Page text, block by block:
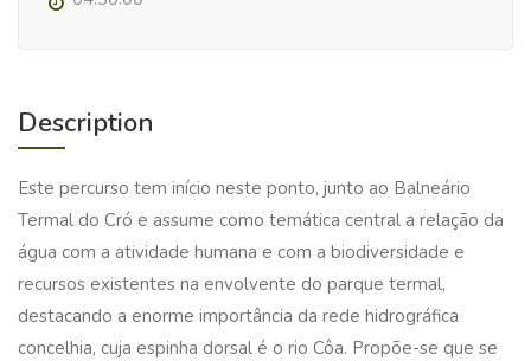
Description
Este percurso tem início neste ponto, junto ao Balneário
Termal do Cró e assume como temática central a relação da
água com a atividade humana e com a biodiversidade e
recursos existentes na envolvente do parque termal,
destacando a enorme importância da rede hidrográfica
concelhia, cuja espinha dorsal é o rio Côa. Propõe-se que se